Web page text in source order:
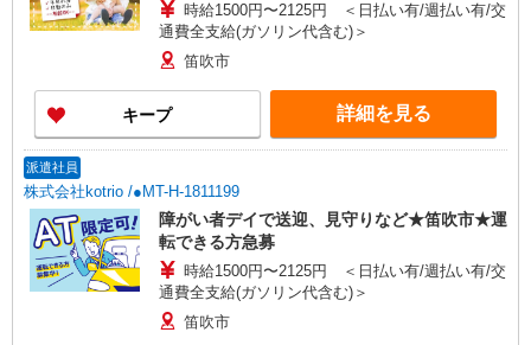
時給1500円〜2125円 ＜日払い有/週払い有/交
通費全支給(ガソリン代含む)＞
笛吹市
キープ 詳細を見る
派遣社員
株式会社kotrio /●MT-H-1811199
障がい者デイで送迎、見守りなど★笛吹市★運
転できる方急募
時給1500円〜2125円 ＜日払い有/週払い有/交
通費全支給(ガソリン代含む)＞
笛吹市